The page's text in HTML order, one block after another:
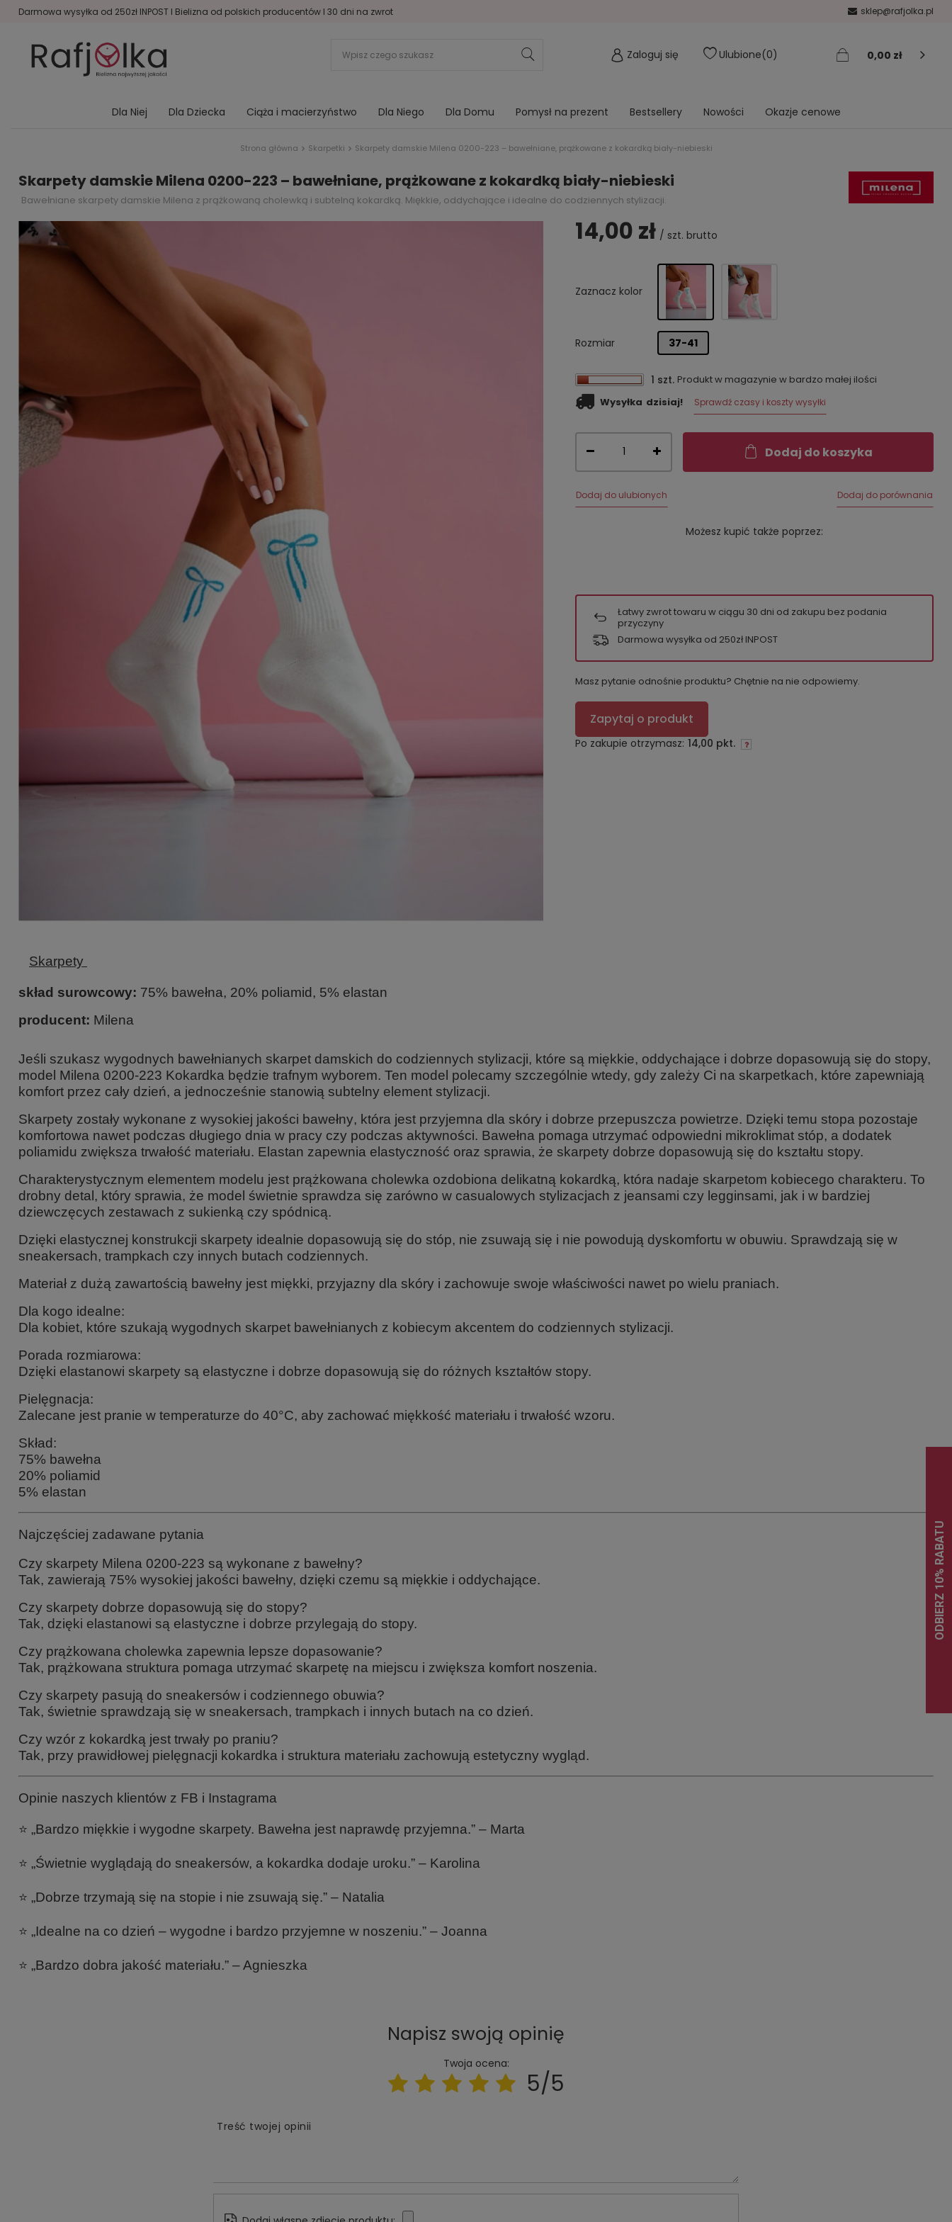
Darmowa wysyłka od 250zł INPOST I Bielizna od polskich producentów I 30 dni na zwrot sklep@rafjolka.pl
Zaloguj się Ulubione 0 0,00 zł
Dla Niej Dla Dziecka Ciąża i macierzyństwo Dla Niego Dla Domu Pomysł na prezent Bestsellery Nowości Okazje cenowe
Strona główna Skarpetki Skarpety damskie Milena 0200-223 – bawełniane, prążkowane z kokardką biały-niebieski
Skarpety damskie Milena 0200-223 – bawełniane, prążkowane z kokardką biały-niebieski
Bawełniane skarpety damskie Milena z prążkowaną cholewką i subtelną kokardką. Miękkie, oddychające i idealne do codziennych stylizacji.
14,00 zł / szt. brutto
Zaznacz kolor
Rozmiar 37-41
1 szt. Produkt w magazynie w bardzo małej ilości
Wysyłka dzisiaj! Sprawdź czasy i koszty wysyłki
Dodaj do koszyka
Dodaj do ulubionych Dodaj do porównania
Możesz kupić także poprzez:
Łatwy zwrot towaru w ciągu 30 dni od zakupu bez podania
przyczyny
Darmowa wysyłka od 250zł INPOST
Masz pytanie odnośnie produktu? Chętnie na nie odpowiemy.
Zapytaj o produkt
Po zakupie otrzymasz: 14,00 pkt.
Skarpety
skład surowcowy: 75% bawełna, 20% poliamid, 5% elastan
producent: Milena
Jeśli szukasz wygodnych bawełnianych skarpet damskich do codziennych stylizacji, które są miękkie, oddychające i dobrze dopasowują się do stopy,
model Milena 0200-223 Kokardka będzie trafnym wyborem. Ten model polecamy szczególnie wtedy, gdy zależy Ci na skarpetkach, które zapewniają
komfort przez cały dzień, a jednocześnie stanowią subtelny element stylizacji.
Skarpety zostały wykonane z wysokiej jakości bawełny, która jest przyjemna dla skóry i dobrze przepuszcza powietrze. Dzięki temu stopa pozostaje
komfortowa nawet podczas długiego dnia w pracy czy podczas aktywności. Bawełna pomaga utrzymać odpowiedni mikroklimat stóp, a dodatek
poliamidu zwiększa trwałość materiału. Elastan zapewnia elastyczność oraz sprawia, że skarpety dobrze dopasowują się do kształtu stopy.
Charakterystycznym elementem modelu jest prążkowana cholewka ozdobiona delikatną kokardką, która nadaje skarpetom kobiecego charakteru. To
drobny detal, który sprawia, że model świetnie sprawdza się zarówno w casualowych stylizacjach z jeansami czy legginsami, jak i w bardziej
dziewczęcych zestawach z sukienką czy spódnicą.
Dzięki elastycznej konstrukcji skarpety idealnie dopasowują się do stóp, nie zsuwają się i nie powodują dyskomfortu w obuwiu. Sprawdzają się w
sneakersach, trampkach czy innych butach codziennych.
Materiał z dużą zawartością bawełny jest miękki, przyjazny dla skóry i zachowuje swoje właściwości nawet po wielu praniach.
Dla kogo idealne:
Dla kobiet, które szukają wygodnych skarpet bawełnianych z kobiecym akcentem do codziennych stylizacji.
Porada rozmiarowa:
Dzięki elastanowi skarpety są elastyczne i dobrze dopasowują się do różnych kształtów stopy.
Pielęgnacja:
Zalecane jest pranie w temperaturze do 40°C, aby zachować miękkość materiału i trwałość wzoru.
Skład:
75% bawełna
20% poliamid
5% elastan
Najczęściej zadawane pytania
Czy skarpety Milena 0200-223 są wykonane z bawełny?
Tak, zawierają 75% wysokiej jakości bawełny, dzięki czemu są miękkie i oddychające.
Czy skarpety dobrze dopasowują się do stopy?
Tak, dzięki elastanowi są elastyczne i dobrze przylegają do stopy.
Czy prążkowana cholewka zapewnia lepsze dopasowanie?
Tak, prążkowana struktura pomaga utrzymać skarpetę na miejscu i zwiększa komfort noszenia.
Czy skarpety pasują do sneakersów i codziennego obuwia?
Tak, świetnie sprawdzają się w sneakersach, trampkach i innych butach na co dzień.
Czy wzór z kokardką jest trwały po praniu?
Tak, przy prawidłowej pielęgnacji kokardka i struktura materiału zachowują estetyczny wygląd.
Opinie naszych klientów z FB i Instagrama
⭐ „Bardzo miękkie i wygodne skarpety. Bawełna jest naprawdę przyjemna.” – Marta
⭐ „Świetnie wyglądają do sneakersów, a kokardka dodaje uroku.” – Karolina
⭐ „Dobrze trzymają się na stopie i nie zsuwają się.” – Natalia
⭐ „Idealne na co dzień – wygodne i bardzo przyjemne w noszeniu.” – Joanna
⭐ „Bardzo dobra jakość materiału.” – Agnieszka
Napisz swoją opinię
Twoja ocena:
5/5
Treść twojej opinii